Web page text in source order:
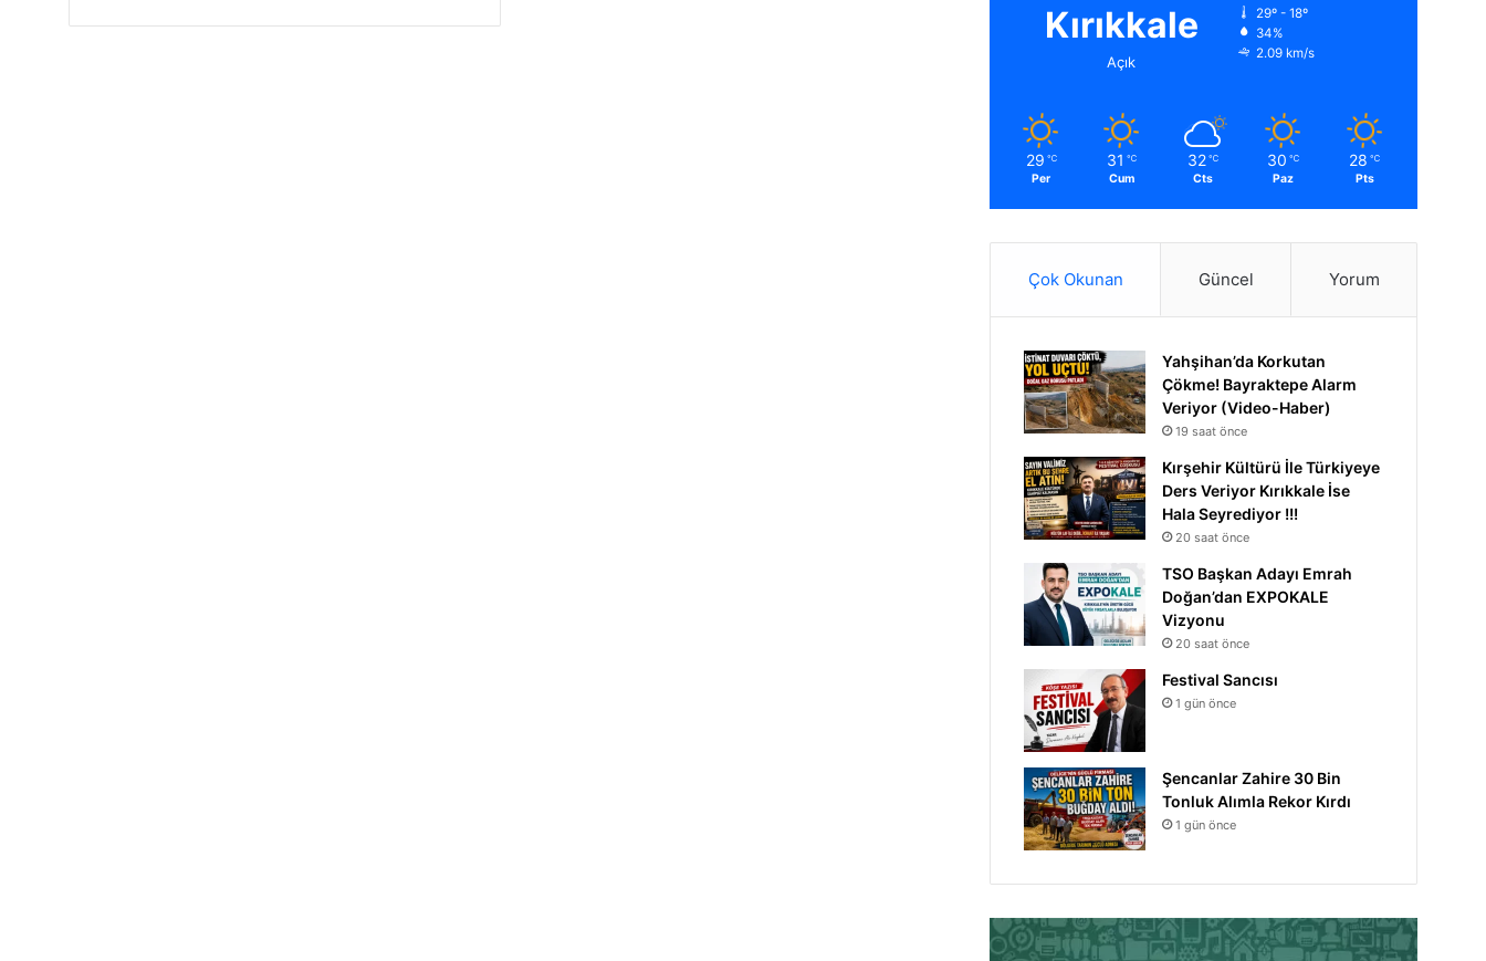
Kırıkkale
Açık
29º - 18º
34%
2.09 km/s
29 ℃
Per
31 ℃
Cum
32 ℃
Cts
30 ℃
Paz
28 ℃
Pts
Çok Okunan Güncel Yorum
Yahşihan’da Korkutan
Çökme! Bayraktepe Alarm
Veriyor (Video-Haber)
19 saat önce
Kırşehir Kültürü İle Türkiyeye
Ders Veriyor Kırıkkale İse
Hala Seyrediyor !!!
20 saat önce
TSO Başkan Adayı Emrah
Doğan’dan EXPOKALE
Vizyonu
20 saat önce
Festival Sancısı
1 gün önce
Şencanlar Zahire 30 Bin
Tonluk Alımla Rekor Kırdı
1 gün önce